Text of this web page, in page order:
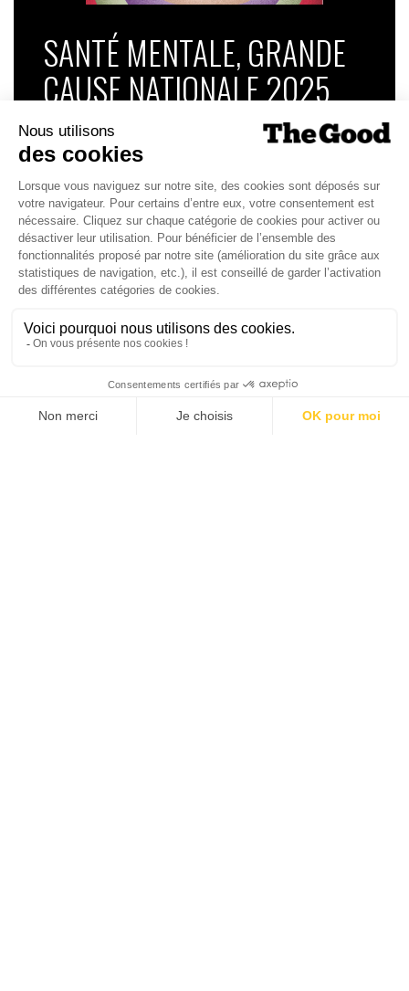
SANTÉ MENTALE, GRANDE
CAUSE NATIONALE 2025
Dans ce numéro, enquête : Comment les
médias luttent-ils contre la désinformation ? |
Palmarès complet du Grand Prix de la Good
Économie 2025 | La grande interview de Marc
Gomes, CEO France & Chief People Officer
EMEA chez The Adecco Group
J'ACHÈTE LE NUMÉRO
JE M'ABONNE 1 AN - 4 NUM.